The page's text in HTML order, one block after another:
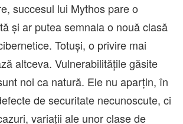
succesul lui Mythos pare o
și ar putea semnala o nouă clasă
Totuși, o privire mai
altceva. Vulnerabilitățile găsite
noi ca natură. Ele nu aparțin, în
de securitate necunoscute, ci
variații ale unor clase de